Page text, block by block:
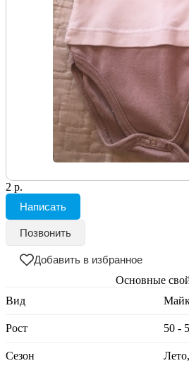
2 р.
Написать
Позвонить
Добавить в избранное
Основные
Вид
Рост 50 -
Сезон